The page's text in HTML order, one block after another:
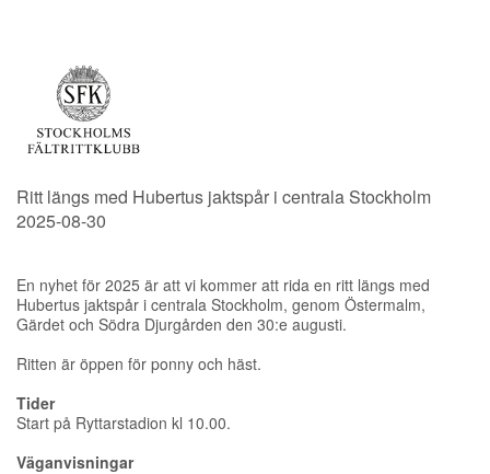
Ritt längs med Hubertus jaktspår i centrala Stockholm
2025-08-30
En nyhet för 2025 är att vi kommer att rida en ritt längs med
Hubertus jaktspår i centrala Stockholm, genom Östermalm,
Gärdet och Södra Djurgården den 30:e augusti.
Ritten är öppen för ponny och häst.
Tider
Start på Ryttarstadion kl 10.00.
Väganvisningar